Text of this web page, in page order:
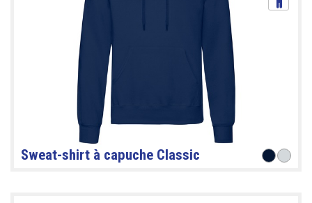
Sweat-shirt à capuche Classic